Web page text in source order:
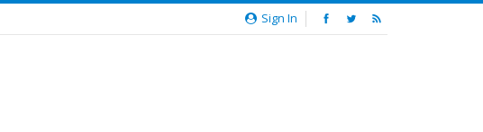
Sign In